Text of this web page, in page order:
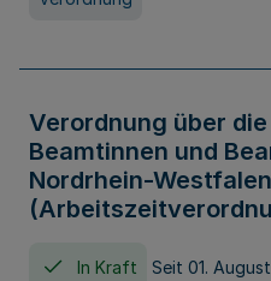
Verordnung über
Beamtinnen und
Nordrhein-Westfalen
In Kraft Seit 01.